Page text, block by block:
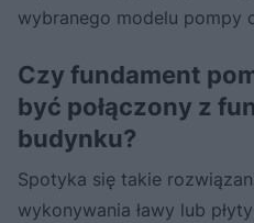
wybranego modelu pompy
Czy fundament
być połączony z
budynku?
Spotyka się takie
wykonywania ławy lub